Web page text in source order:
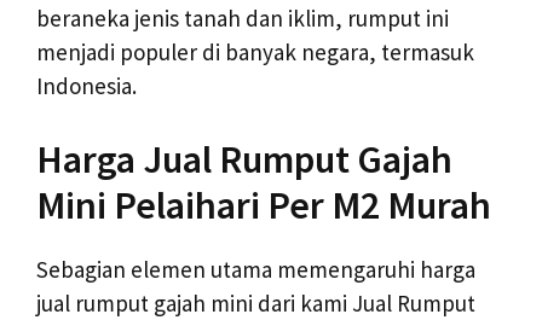
beraneka jenis tanah dan iklim, rumput ini
menjadi populer di banyak negara, termasuk
Indonesia.
Harga Jual Rumput Gajah
Mini Pelaihari Per M2 Murah
Sebagian elemen utama memengaruhi harga
jual rumput gajah mini dari kami Jual Rumput